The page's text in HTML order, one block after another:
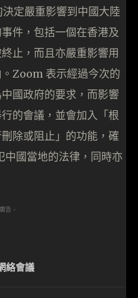
定嚴重影響到中國大陸
件，包括一個在香港及
止，而且亦嚴重影響用
Zoom 表示經過今次的
國政府的要求，而影響
的會議，並會加入「根
除或阻止」的功能，確
國當地的法律，同時亦
告 -
絡會議